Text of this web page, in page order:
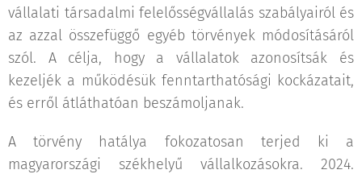
vállalati társadalmi felelősségvállalás szabályairól és
az azzal összefüggő egyéb törvények módosításáról
szól. A célja, hogy a vállalatok azonosítsák és
kezeljék a működésük fenntarthatósági kockázatait,
és erről átláthatóan beszámoljanak.
A törvény hatálya fokozatosan terjed ki a
magyarországi székhelyű vállalkozásokra. 2024.